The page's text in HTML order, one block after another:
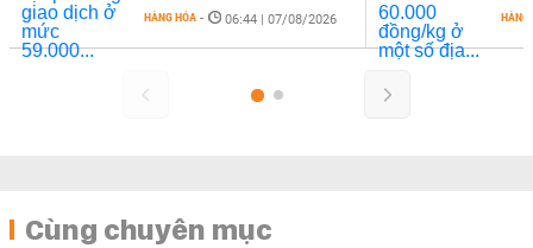
HÀNG HÓA - 06:44 | 07/08/2026 HÀNG
Cùng chuyên mục